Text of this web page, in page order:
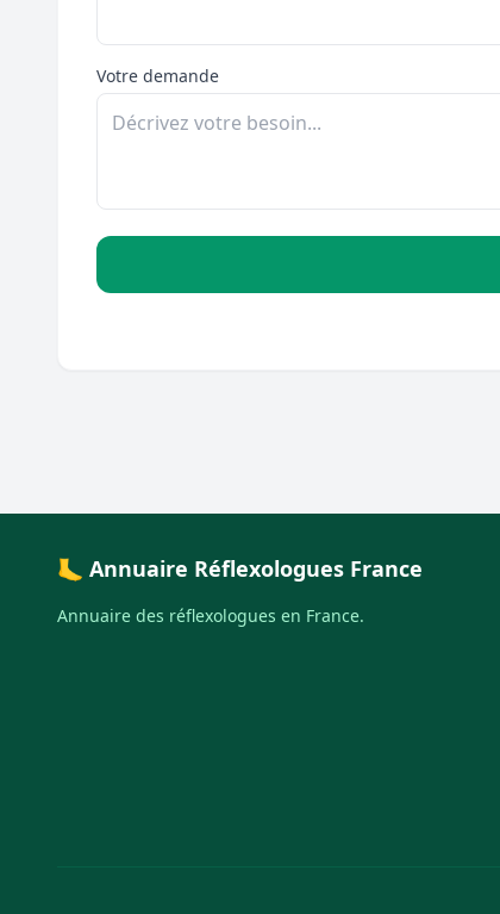
Votre demande
🦶 Annuaire Réflexologues France
Annuaire des réflexologues en France.